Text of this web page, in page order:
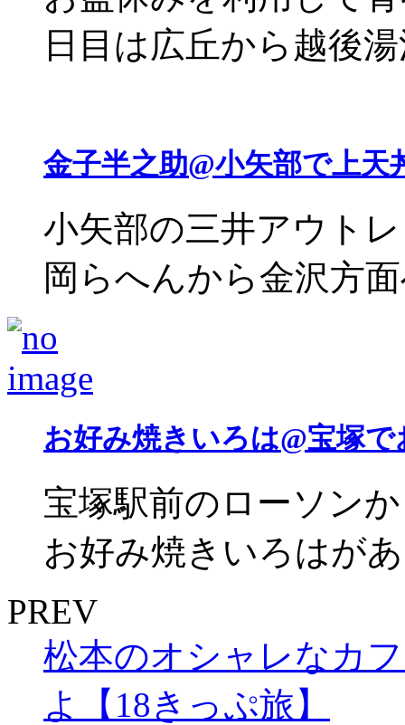
日目は広丘から越後
金子半之助@小矢部で上
小矢部の三井アウト
岡らへんから金沢方
お好み焼きいろは@宝塚
宝塚駅前のローソン
お好み焼きいろはが
PREV
松本のオシャレなカ
よ【18きっぷ旅】